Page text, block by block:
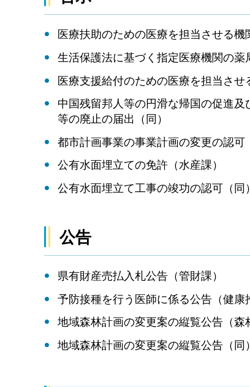
医療扶助のための医療を担当させる機
生活保護法に基づく指定医療機関の薬
医療支援給付のための医療を担当させ
中国残留邦人等の円滑な帰国の促進
等の廃止の届出（同）
都市計画事業の事業計画の変更の認可
公有水面埋立ての免許（水産課）
公有水面埋立て工事の竣功の認可（同）
公告
県有財産売払入札公告（管財課）
予防接種を行う医師に係る公告（健康
地域森林計画の変更案の縦覧公告（森
地域森林計画の変更案の縦覧公告（同）